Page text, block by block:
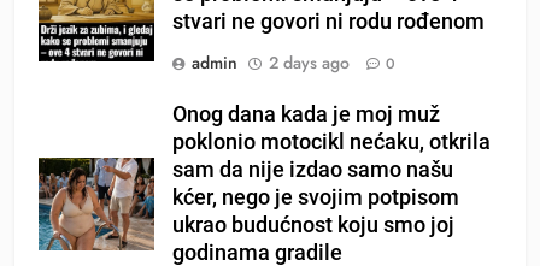
stvari ne govori ni rodu rođenom
admin
2 days ago 0
Onog dana kada je moj muž
poklonio motocikl nećaku, otkrila
sam da nije izdao samo našu
kćer, nego je svojim potpisom
ukrao budućnost koju smo joj
godinama gradile